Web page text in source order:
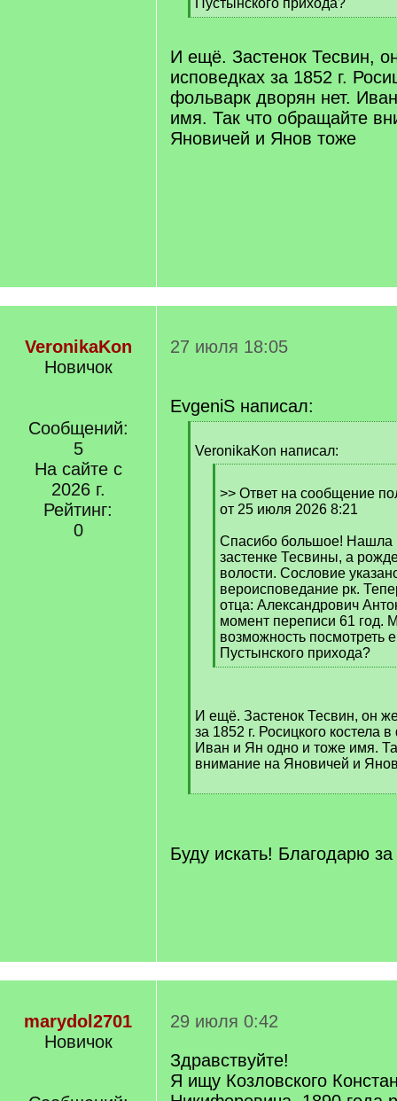
Пустынского прихода?
[
q
]
И ещё. Застенок Тесвин,
исповедках за 1852 г.
фольварк дворян нет.
имя. Так что обращайте
Яновичей и Янов тоже
VeronikaKon
Новичок
Сообщений:
5
На сайте с
2026 г.
Рейтинг:
0
27 июля 18:05
EvgeniS написал:
q
VeronikaKon написал:
q
]
>> Ответ на сообщение
от 25 июля 2026 8:21
Спасибо большое! Нашла
застенке Тесвины, а
волости. Сословие
вероисповедание рк.
отца: Александрович
момент переписи 61 год.
возможность посмотреть
Пустынского прихода?
[
]
И ещё. Застенок Тесвин, он
за 1852 г. Росицкого костела
Иван и Ян одно и тоже имя.
внимание на Яновичей и
[
Буду искать! Благодарю
marydol2701
Новичок
29 июля 0:42
Здравствуйте!
Я ищу Козловского